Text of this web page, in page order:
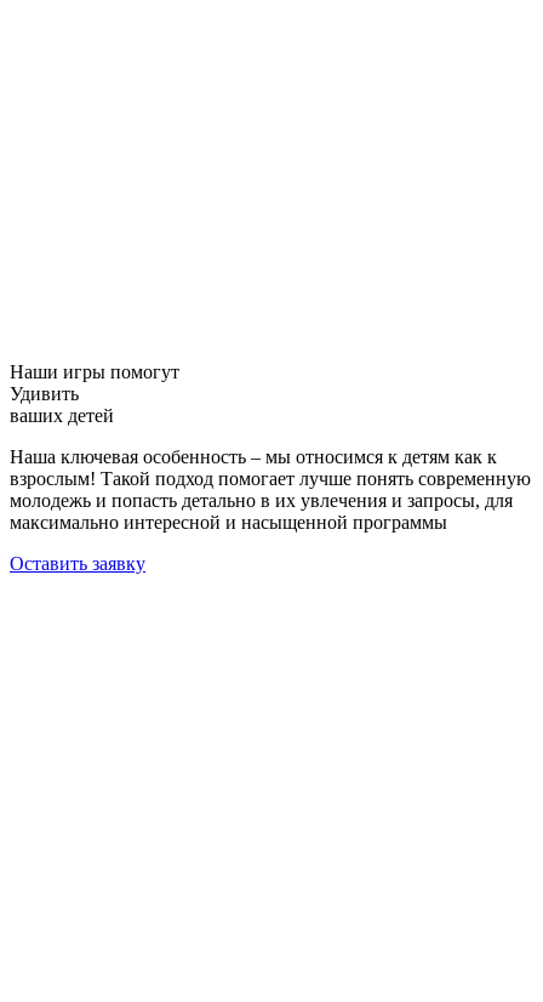
Наши игры помогут
Удивить
ваших детей
Наша ключевая особенность – мы относимся к детям как к
взрослым! Такой подход помогает лучше понять современную
молодежь и попасть детально в их увлечения и запросы, для
максимально интересной и насыщенной программы
Оставить заявку